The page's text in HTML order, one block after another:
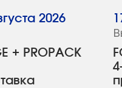
+ PROPACK
2026